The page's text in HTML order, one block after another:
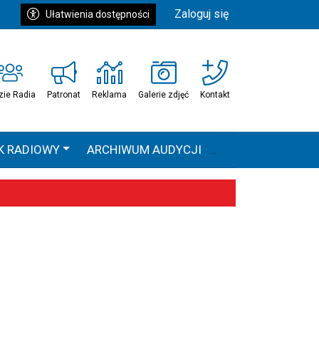
Ułatwienia dostępności Zaloguj się
Radia Patronat Reklama Galerie zdjęć Kontakt
RADIOWY ARCHIWUM AUDYCJI
HEAVEN TOUR